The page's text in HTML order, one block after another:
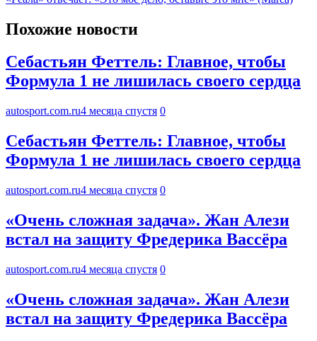
Похожие новости
Себастьян Феттель: Главное, чтобы
Формула 1 не лишилась своего сердца
autosport.com.ru4 месяца спустя 0
Себастьян Феттель: Главное, чтобы
Формула 1 не лишилась своего сердца
autosport.com.ru4 месяца спустя 0
«Очень сложная задача». Жан Алези
встал на защиту Фредерика Вассёра
autosport.com.ru4 месяца спустя 0
«Очень сложная задача». Жан Алези
встал на защиту Фредерика Вассёра